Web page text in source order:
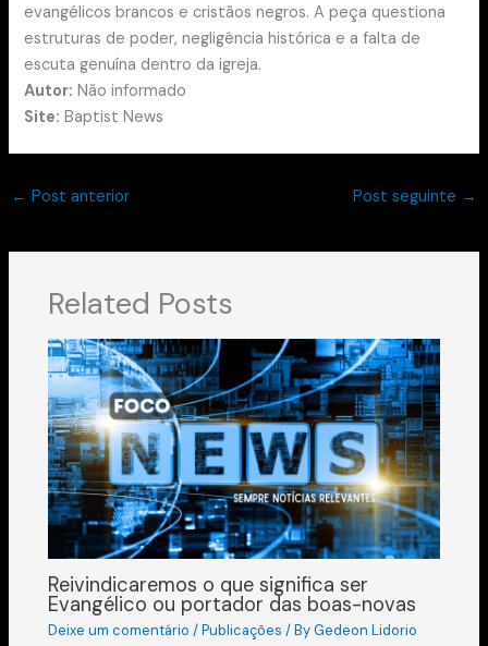
evangélicos brancos e cristãos negros. A peça questiona
estruturas de poder, negligência histórica e a falta de
escuta genuína dentro da igreja.
Autor: Não informado
Site: Baptist News
← Post anterior Post seguinte →
Related Posts
Reivindicaremos o que significa ser
Evangélico ou portador das boas-novas
Deixe um comentário /Publicações / ByGedeon Lidorio